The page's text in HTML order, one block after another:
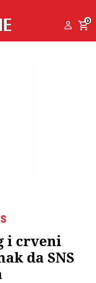
0
i crveni
da SNS